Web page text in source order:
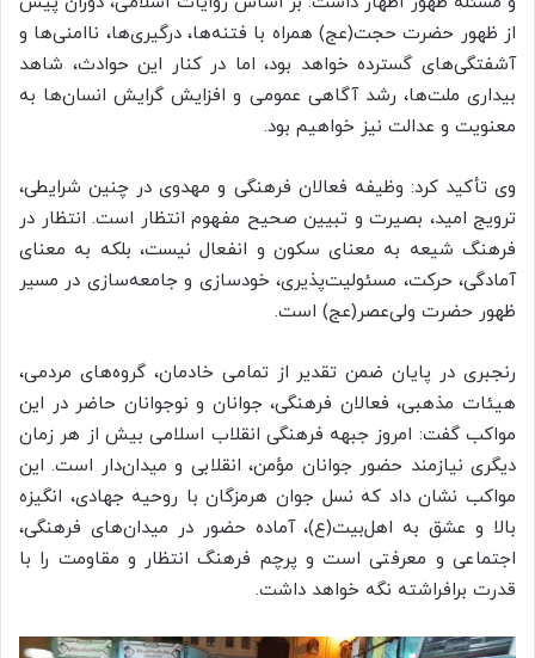
از ظهور حضرت حجت(عج) همراه با فتنه‌ها، درگیری‌ها، ناامنی‌ها و
آشفتگی‌های گسترده خواهد بود، اما در کنار این حوادث، شاهد
بیداری ملت‌ها، رشد آگاهی عمومی و افزایش گرایش انسان‌ها به
معنویت و عدالت نیز خواهیم بود.
وی تأکید کرد: وظیفه فعالان فرهنگی و مهدوی در چنین شرایطی،
ترویج امید، بصیرت و تبیین صحیح مفهوم انتظار است. انتظار در
فرهنگ شیعه به معنای سکون و انفعال نیست، بلکه به معنای
آمادگی، حرکت، مسئولیت‌پذیری، خودسازی و جامعه‌سازی در مسیر
ظهور حضرت ولی‌عصر(عج) است.
رنجبری در پایان ضمن تقدیر از تمامی خادمان، گروه‌های مردمی،
هیئات مذهبی، فعالان فرهنگی، جوانان و نوجوانان حاضر در این
مواکب گفت: امروز جبهه فرهنگی انقلاب اسلامی بیش از هر زمان
دیگری نیازمند حضور جوانان مؤمن، انقلابی و میدان‌دار است. این
مواکب نشان داد که نسل جوان هرمزگان با روحیه جهادی، انگیزه
بالا و عشق به اهل‌بیت(ع)، آماده حضور در میدان‌های فرهنگی،
اجتماعی و معرفتی است و پرچم فرهنگ انتظار و مقاومت را با
قدرت برافراشته نگه خواهد داشت.